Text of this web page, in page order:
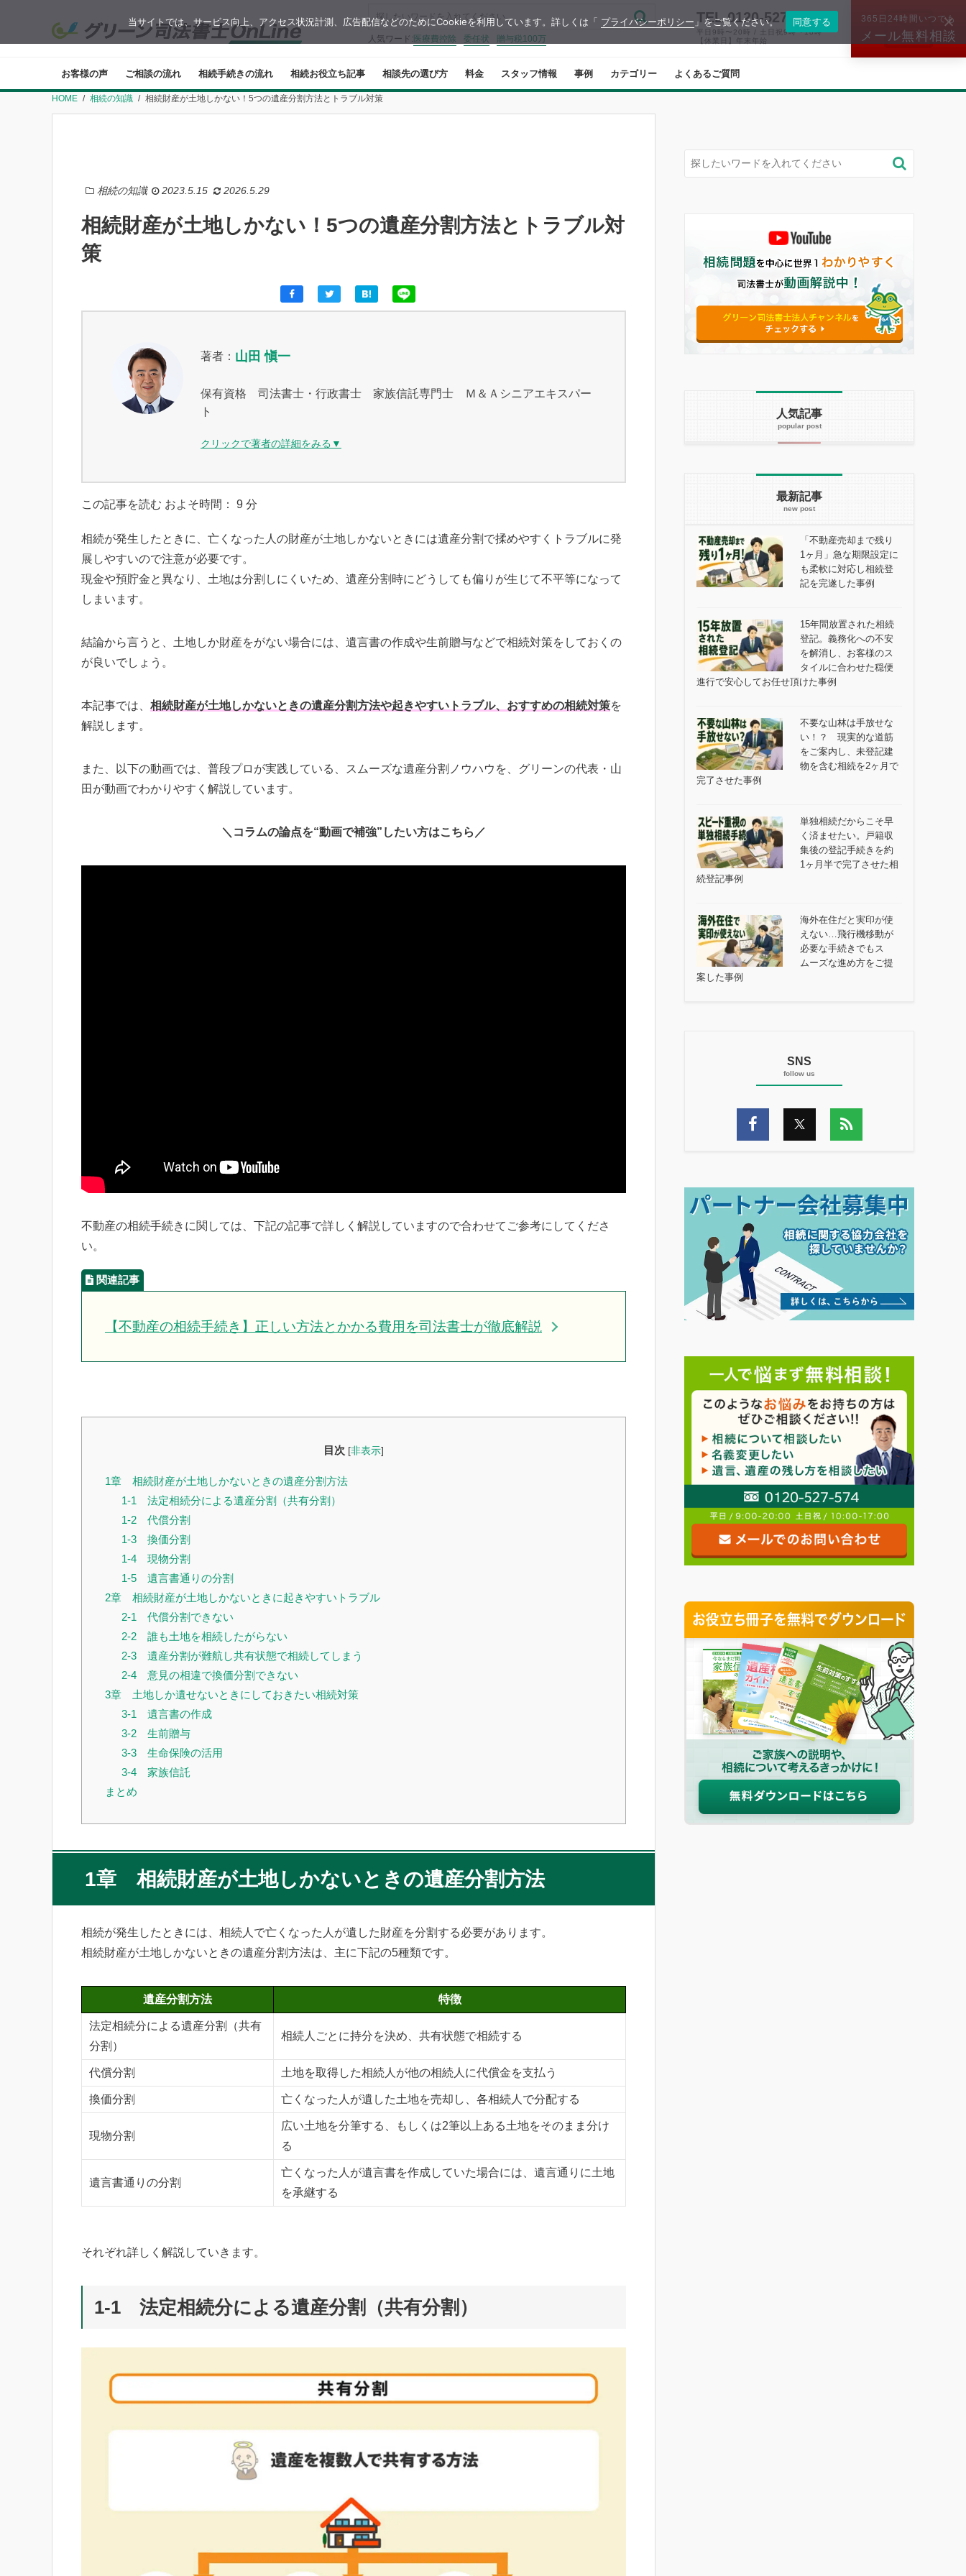
人気ワード: 医療費控除 委任状 贈与税100万
TEL.0120-527-574
平日9時〜20時 / 土日祝9時〜18時
【休業日】年末年始
365日24時間いつでも
メール無料相談
お客様の声 ご相談の流れ 相続手続きの流れ 相続お役立ち記事 相談先の選び方 料金 スタッフ情報 事例 カテゴリー よくあるご質問
HOME 相続の知識 相続財産が土地しかない！5つの遺産分割方法とトラブル対策
相続の知識 2023.5.15 2026.5.29
相続財産が土地しかない！5つの遺産分割方法とトラブル対
策
著者： 山田 愼一
保有資格 司法書士・行政書士 家族信託専門士 Ｍ＆Ａシニアエキスパー
ト
クリックで著者の詳細をみる▼
この記事を読む およそ時間： 9 分
相続が発生したときに、亡くなった人の財産が土地しかないときには遺産分割で揉めやすくトラブルに発
展しやすいので注意が必要です。
現金や預貯金と異なり、土地は分割しにくいため、遺産分割時にどうしても偏りが生じて不平等になって
しまいます。
結論から言うと、土地しか財産をがない場合には、遺言書の作成や生前贈与などで相続対策をしておくの
が良いでしょう。
本記事では、 相続財産が土地しかないときの遺産分割方法や起きやすいトラブル、おすすめの相続対策を
解説します。
また、以下の動画では、普段プロが実践している、スムーズな遺産分割ノウハウを、グリーンの代表・山
田が動画でわかりやすく解説しています。
＼コラムの論点を“動画で補強”したい方はこちら／
不動産の相続手続きに関しては、下記の記事で詳しく解説していますので合わせてご参考にしてくださ
い。
【不動産の相続手続き】正しい方法とかかる費用を司法書士が徹底解説
目次 [非表示]
1章 相続財産が土地しかないときの遺産分割方法
1-1 法定相続分による遺産分割（共有分割）
1-2 代償分割
1-3 換価分割
1-4 現物分割
1-5 遺言書通りの分割
2章 相続財産が土地しかないときに起きやすいトラブル
2-1 代償分割できない
2-2 誰も土地を相続したがらない
2-3 遺産分割が難航し共有状態で相続してしまう
2-4 意見の相違で換価分割できない
3章 土地しか遺せないときにしておきたい相続対策
3-1 遺言書の作成
3-2 生前贈与
3-3 生命保険の活用
3-4 家族信託
まとめ
1章 相続財産が土地しかないときの遺産分割方法
相続が発生したときには、相続人で亡くなった人が遺した財産を分割する必要があります。
相続財産が土地しかないときの遺産分割方法は、主に下記の5種類です。
遺産分割方法 特徴
法定相続分による遺産分割（共有
分割）
相続人ごとに持分を決め、共有状態で相続する
代償分割 土地を取得した相続人が他の相続人に代償金を支払う
換価分割 亡くなった人が遺した土地を売却し、各相続人で分配する
現物分割
広い土地を分筆する、もしくは2筆以上ある土地をそのまま分け
る
遺言書通りの分割
亡くなった人が遺言書を作成していた場合には、遺言通りに土地
を承継する
それぞれ詳しく解説していきます。
1-1 法定相続分による遺産分割（共有分割）
人気記事
最新記事
「不動産売却まで残り
1ヶ月」急な期限設定に
も柔軟に対応し相続登
記を完遂した事例
15年間放置された相続
登記。義務化への不安
を解消し、お客様のス
タイルに合わせた穏便
進行で安心してお任せ頂けた事例
不要な山林は手放せな
い！？ 現実的な道筋
をご案内し、未登記建
物を含む相続を2ヶ月で
完了させた事例
単独相続だからこそ早
く済ませたい。戸籍収
集後の登記手続きを約
1ヶ月半で完了させた相
続登記事例
海外在住だと実印が使
えない…飛行機移動が
必要な手続きでもス
ムーズな進め方をご提
案した事例
SNS
当サイトでは、サービス向上、アクセス状況計測、広告配信などのためにCookieを利用しています。詳しくは「 プライバシーポリシー 」をご覧ください。 同意する